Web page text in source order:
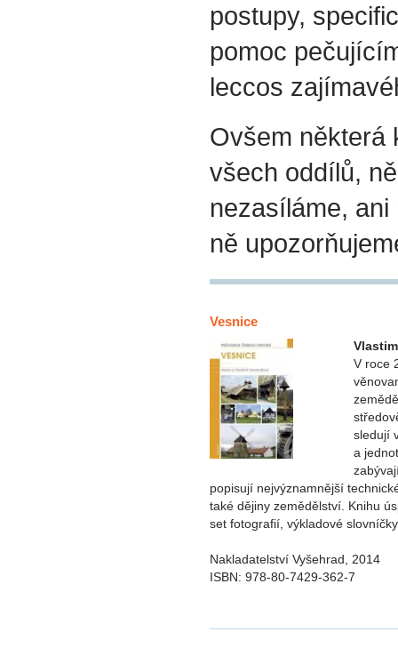
postupy,
pomoc
leccos
Ovšem některá
všech oddílů,
nezasíláme,
ně
Vesnice
V roce
sledují
a
popisují nejvýznamnější
také dějiny zemědělství. Knihu
set fotografií, výkladové
Nakladatelství Vyšehrad, 2014
ISBN: 978-80-7429-362-7